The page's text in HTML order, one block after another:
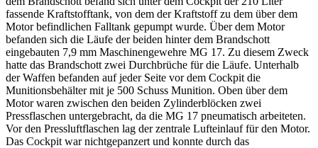
fassende Kraftstofftank, von dem der Kraftstoff zu dem über dem
Motor befindlichen Falltank gepumpt wurde. Über dem Motor
befanden sich die Läufe der beiden hinter dem Brandschott
eingebauten 7,9 mm Maschinengewehre MG 17. Zu diesem Zweck
hatte das Brandschott zwei Durchbrüche für die Läufe. Unterhalb
der Waffen befanden auf jeder Seite vor dem Cockpit die
Munitionsbehälter mit je 500 Schuss Munition. Oben über dem
Motor waren zwischen den beiden Zylinderblöcken zwei
Pressflaschen untergebracht, da die MG 17 pneumatisch arbeiteten.
Vor den Pressluftflaschen lag der zentrale Lufteinlauf für den Motor.
Das Cockpit war nichtgepanzert und konnte durch das